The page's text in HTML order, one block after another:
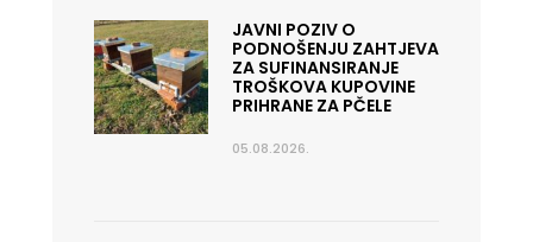
JAVNI POZIV O
PODNOŠENJU ZAHTJEVA
ZA SUFINANSIRANJE
TROŠKOVA KUPOVINE
PRIHRANE ZA PČELE
05.08.2026.